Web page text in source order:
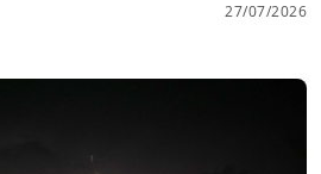
27/07/2026